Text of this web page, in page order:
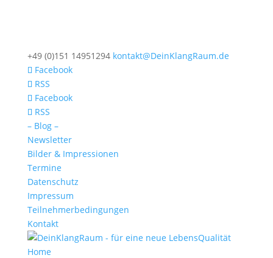
+49 (0)151 14951294 kontakt@DeinKlangRaum.de
Facebook
RSS
Facebook
RSS
– Blog –
Newsletter
Bilder & Impressionen
Termine
Datenschutz
Impressum
Teilnehmerbedingungen
Kontakt
Home